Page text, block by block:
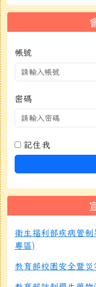
帳號
密碼
記住我
衛生福利部疾病管
專區)
教育部校園安全暨